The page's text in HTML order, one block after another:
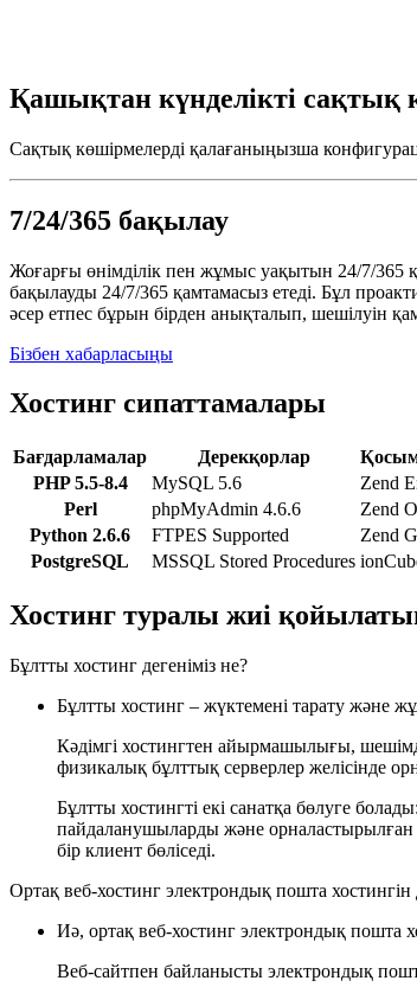
Қашықтан күнделікті сақтық
Сақтық көшірмелерді қалағаныңызша
7/24/365 бақылау
Жоғарғы өнімділік пен жұмыс уақытын 24/7/365
бақылауды 24/7/365 қамтамасыз етеді. Бұл
әсер етпес бұрын бірден анықталып, шешілуін
Бізбен хабарласыңы
Хостинг сипаттамалары
Бағдарламалар Дерекқорлар
PHP 5.5-8.4
MySQL 5.6
Zend
Perl
phpMyAdmin 4.6.6
Zend
Python 2.6.6
FTPES Supported
Zend
PostgreSQL
MSSQL Stored Procedures
Хостинг туралы жиі
Бұлтты хостинг дегеніміз не?
Бұлтты хостинг – жүктемені тарату және
Кәдімгі хостингтен айырмашылығы,
физикалық бұлттық серверлер желісінде
Бұлтты хостингті екі санатқа бөлуге
пайдаланушыларды және орналастырылған
бір клиент бөліседі.
Ортақ веб-хостинг электрондық пошта
Иә, ортақ веб-хостинг электрондық пошта
Веб-сайтпен байланысты электрондық